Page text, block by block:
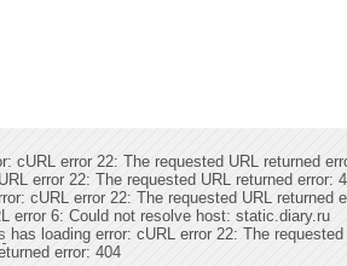
cURL error 22: The requested URL returned
error 22: The requested URL returned error:
cURL error 22: The requested URL returned
error 6: Could not resolve host: static.diary.ru
has loading error: cURL error 22: The
error: 404